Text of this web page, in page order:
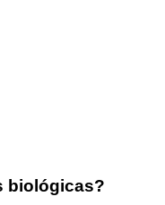
biológicas?